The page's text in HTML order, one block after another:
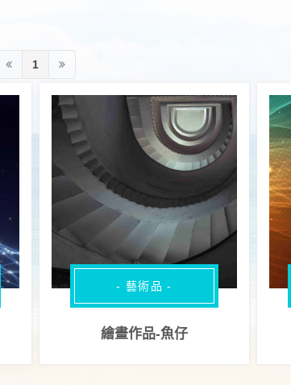
1
- 藝術品 -
繪畫作品-魚仔